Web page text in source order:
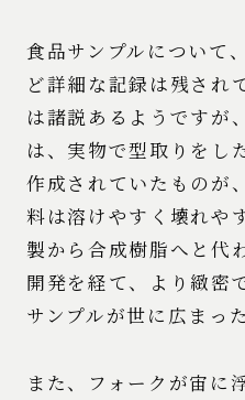
食品サンプルについて
ど詳細な記録は残され
は諸説あるようですが
は、実物で型取りをし
作成されていたものが
料は溶けやすく壊れや
製から合成樹脂へと代
開発を経て、より緻密
サンプルが世に広まっ
また、フォークが宙に